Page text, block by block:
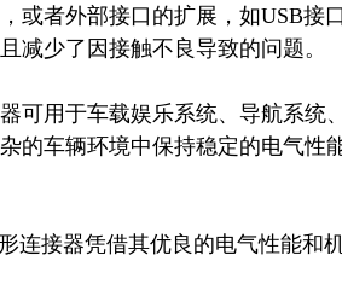
或者外部接口的扩展，如USB接
减少了因接触不良导致的问题。
可用于车载娱乐系统、导航系统
的车辆环境中保持稳定的电气性
连接器凭借其优良的电气性能和